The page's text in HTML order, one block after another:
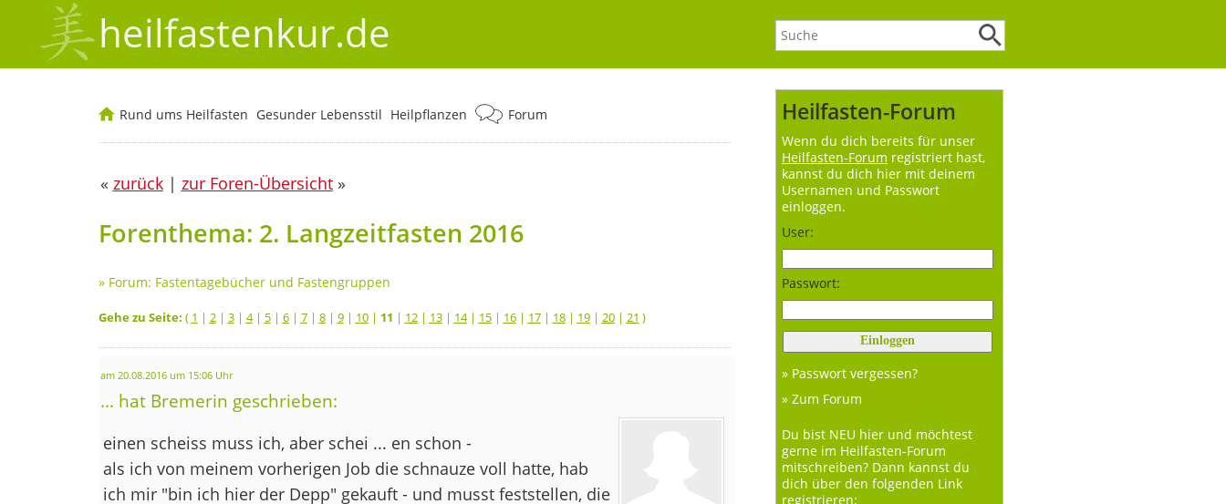
heilfastenkur.de
Heilfasten-Forum
Wenn du dich bereits für unser
Heilfasten-Forum registriert hast,
kannst du dich hier mit deinem
Usernamen und Passwort
einloggen.
User:
Passwort:
» Passwort vergessen?
» Zum Forum
Du bist NEU hier und möchtest
gerne im Heilfasten-Forum
mitschreiben? Dann kannst du
dich über den folgenden Link
registrieren:
Rund ums Heilfasten Gesunder Lebensstil Heilpflanzen Forum
« zurück| zur Foren-Übersicht»
Forenthema: 2. Langzeitfasten 2016
» Forum: Fastentagebücher und Fastengruppen
Gehe zu Seite: ( 1 | 2| 3| 4| 5| 6| 7| 8| 9| 10| 11 | 12| 13| 14| 15| 16| 17| 18| 19| 20| 21 )
am 20.08.2016 um 15:06 Uhr
... hat Bremerin geschrieben:
einen scheiss muss ich, aber schei ... en schon -
als ich von meinem vorherigen Job die schnauze voll hatte, hab
ich mir "bin ich hier der Depp" gekauft - und musst feststellen, die